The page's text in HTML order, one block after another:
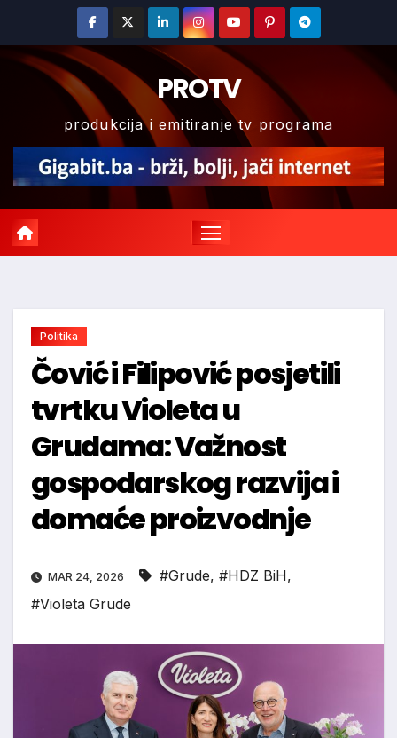
content
PROTV
produkcija i emitiranje tv programa
Politika
Čović i Filipović posjetili
tvrtku Violeta u
Grudama: Važnost
gospodarskog razvija i
domaće proizvodnje
MAR 24, 2026 #Grude, #HDZ BiH,
#Violeta Grude